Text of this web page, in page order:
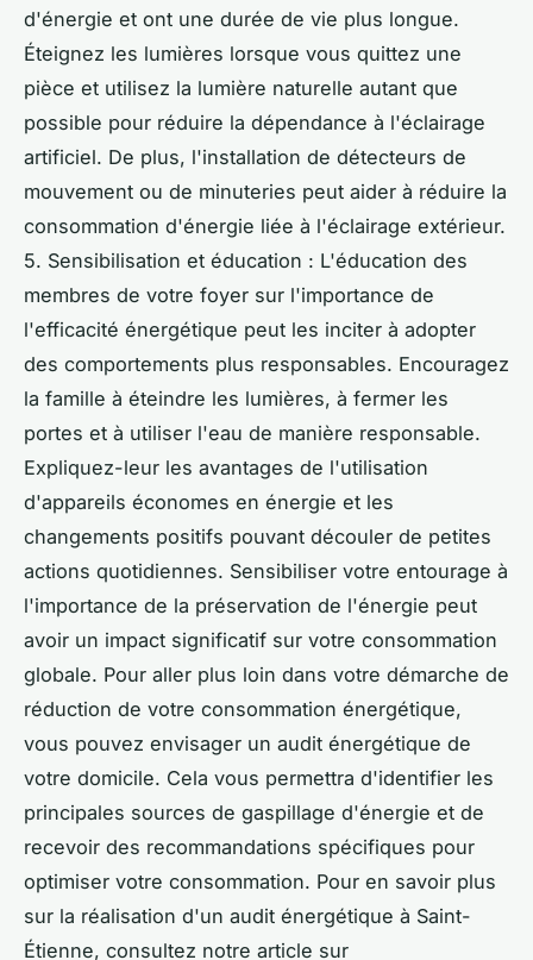
d'énergie et ont une durée de vie plus longue.
Éteignez les lumières lorsque vous quittez une
pièce et utilisez la lumière naturelle autant que
possible pour réduire la dépendance à l'éclairage
artificiel. De plus, l'installation de détecteurs de
mouvement ou de minuteries peut aider à réduire la
consommation d'énergie liée à l'éclairage extérieur.
5. Sensibilisation et éducation : L'éducation des
membres de votre foyer sur l'importance de
l'efficacité énergétique peut les inciter à adopter
des comportements plus responsables. Encouragez
la famille à éteindre les lumières, à fermer les
portes et à utiliser l'eau de manière responsable.
Expliquez-leur les avantages de l'utilisation
d'appareils économes en énergie et les
changements positifs pouvant découler de petites
actions quotidiennes. Sensibiliser votre entourage à
l'importance de la préservation de l'énergie peut
avoir un impact significatif sur votre consommation
globale. Pour aller plus loin dans votre démarche de
réduction de votre consommation énergétique,
vous pouvez envisager un audit énergétique de
votre domicile. Cela vous permettra d'identifier les
principales sources de gaspillage d'énergie et de
recevoir des recommandations spécifiques pour
optimiser votre consommation. Pour en savoir plus
sur la réalisation d'un audit énergétique à Saint-
Étienne, consultez notre article sur